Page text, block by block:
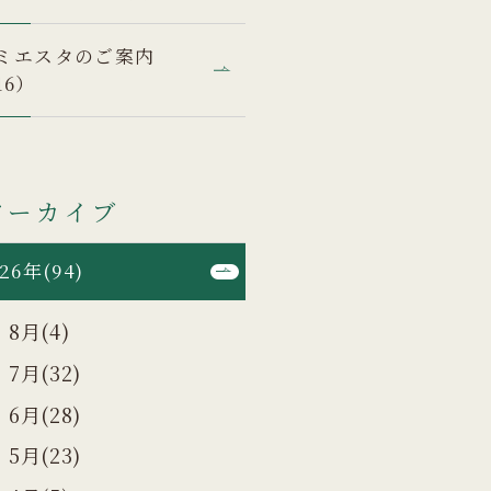
エスタのご案内
）
ーカイブ
年(94)
8月(4)
7月(32)
6月(28)
5月(23)